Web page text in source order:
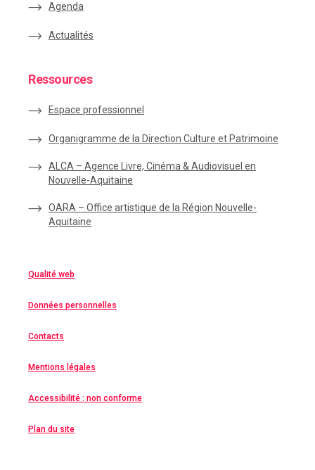
Agenda
Actualités
Ressources
Espace professionnel
Organigramme de la Direction Culture et Patrimoine
ALCA – Agence Livre, Cinéma & Audiovisuel en
Nouvelle-Aquitaine
OARA – Office artistique de la Région Nouvelle-
Aquitaine
Qualité web
Données personnelles
Contacts
Mentions légales
Accessibilité : non conforme
Plan du site